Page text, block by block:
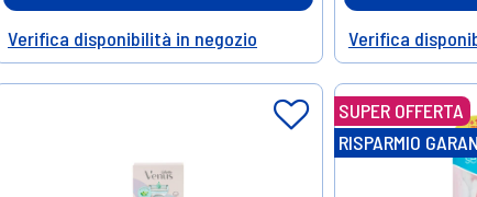
Help
Verifica disponibilità in negozio
Help
Verifica
SUPER OFFERTA
RISPARMIO